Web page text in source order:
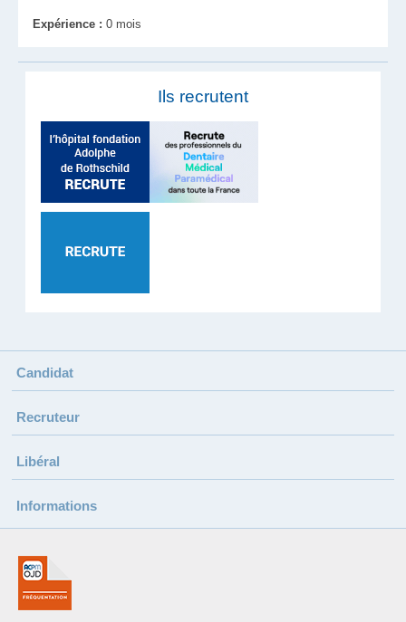
Expérience : 0 mois
Ils recrutent
Candidat
Recruteur
Libéral
Informations